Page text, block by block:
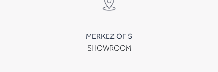
MERKEZ OFİS
SHOWROOM